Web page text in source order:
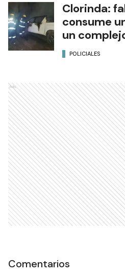
Clorinda:
consume
un
POLICIALES
Ads
Comentarios